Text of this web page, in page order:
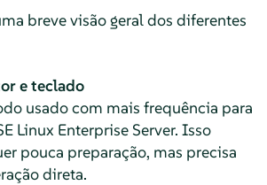
breve visão geral dos diferentes
e teclado
usado com mais frequência para
Linux Enterprise Server. Isso
pouca preparação, mas precisa
direta.